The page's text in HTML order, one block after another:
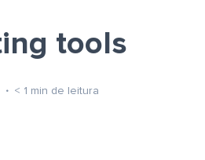
tools
< 1 min de leitura